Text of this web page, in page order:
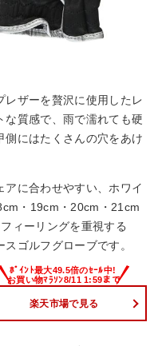
レザーを贅沢に使用したレ
な質感で、雨で濡れても硬
側にはたくさんの穴をあけ
アに合わせやすい、ホワイ
・19cm・20cm・21cm
ィーリングを重視する
ゴルフグローブです。
楽天市場で見る